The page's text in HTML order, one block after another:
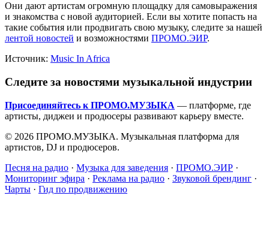
Они дают артистам огромную площадку для самовыражения
и знакомства с новой аудиторией. Если вы хотите попасть на
такие события или продвигать свою музыку, следите за нашей
лентой новостей и возможностями ПРОМО.ЭИР.
Источник: Music In Africa
Следите за новостями музыкальной индустрии
Присоединяйтесь к ПРОМО.МУЗЫКА — платформе, где
артисты, диджеи и продюсеры развивают карьеру вместе.
© 2026 ПРОМО.МУЗЫКА. Музыкальная платформа для
артистов, DJ и продюсеров.
Песня на радио · Музыка для заведения · ПРОМО.ЭИР ·
Мониторинг эфира · Реклама на радио · Звуковой брендинг ·
Чарты · Гид по продвижению